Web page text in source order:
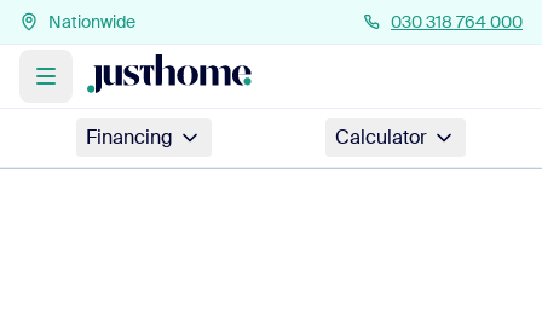
Nationwide 030 318 764 000
Financing Calculator